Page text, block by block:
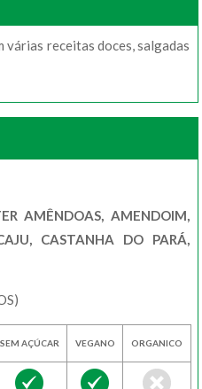
várias receitas doces, salgadas
AMÊNDOAS, AMENDOIM,
CASTANHA DO PARÁ,
SEM AÇÚCAR VEGANO ORGANICO